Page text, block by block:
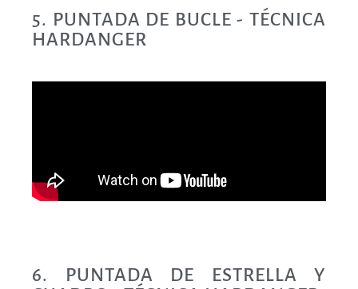
5. PUNTADA DE BUCLE - TÉCNICA
HARDANGER
6. PUNTADA DE ESTRELLA Y